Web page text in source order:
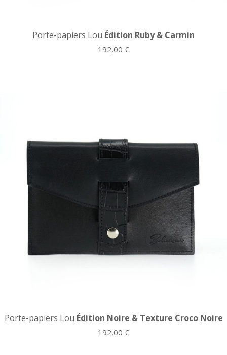
Porte-papiers Lou Édition Ruby & Carmin
192,00 €
Porte-papiers Lou Édition Noire & Texture Croco Noire
192,00 €